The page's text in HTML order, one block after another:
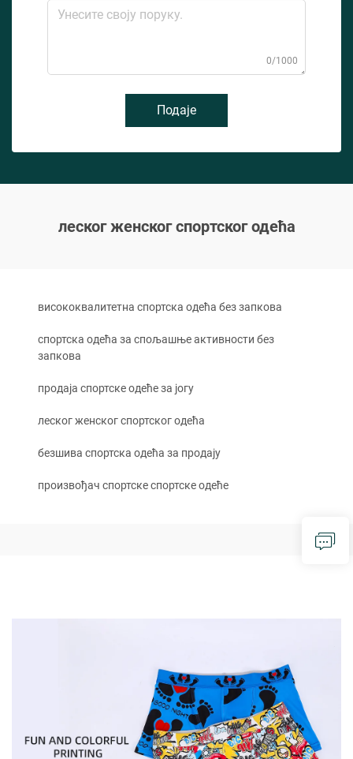
0/1000
Подаје
леског женског спортског одећа
висококвалитетна спортска одећа без запкова
спортска одећа за спољашње активности без
запкова
продаја спортске одеће за јогу
леског женског спортског одећа
безшива спортска одећа за продају
произвођач спортске спортске одеће